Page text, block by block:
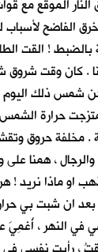
النار الموقَّع مع
الفاضح لأسباب
! القت
. كان وقت
لكن شمس ذلك
حرارة الشمس
. مخلفة حروق
والرجال ، همنا
او ماذا نريد !
ان شبت بي
في النهر ، أُغمِيَ